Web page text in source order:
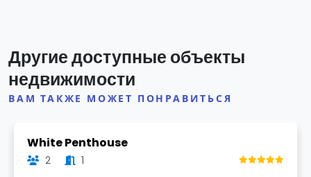
Другие доступные объекты
недвижимости
ВАМ ТАКЖЕ МОЖЕТ ПОНРАВИТЬСЯ
White Penthouse
2 1